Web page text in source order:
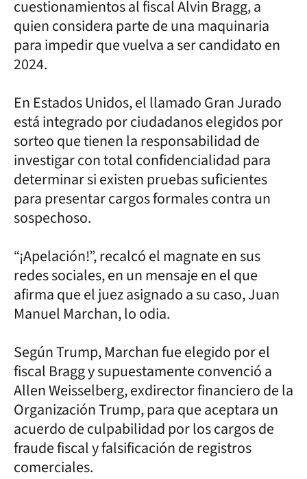
cuestionamientos al fiscal Alvin Bragg, a
quien considera parte de una maquinaria
para impedir que vuelva a ser candidato en
2024.
En Estados Unidos, el llamado Gran Jurado
está integrado por ciudadanos elegidos por
sorteo que tienen la responsabilidad de
investigar con total confidencialidad para
determinar si existen pruebas suficientes
para presentar cargos formales contra un
sospechoso.
“¡Apelación!”, recalcó el magnate en sus
redes sociales, en un mensaje en el que
afirma que el juez asignado a su caso, Juan
Manuel Marchan, lo odia.
Según Trump, Marchan fue elegido por el
fiscal Bragg y supuestamente convenció a
Allen Weisselberg, exdirector financiero de la
Organización Trump, para que aceptara un
acuerdo de culpabilidad por los cargos de
fraude fiscal y falsificación de registros
comerciales.